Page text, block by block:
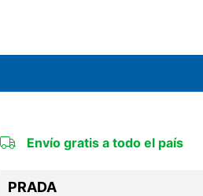
Envío gratis a todo el país
PRADA